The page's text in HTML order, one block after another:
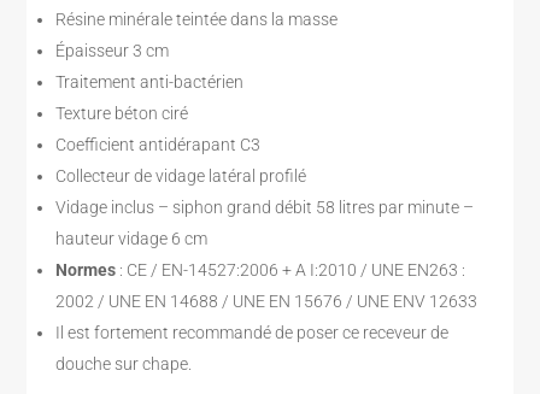
Résine minérale teintée dans la masse
Épaisseur 3 cm
Traitement anti-bactérien
Texture béton ciré
Coefficient antidérapant C3
Collecteur de vidage latéral profilé
Vidage inclus – siphon grand débit 58 litres par minute –
hauteur vidage 6 cm
Normes : CE / EN-14527:2006 + A I:2010 / UNE EN263 :
2002 / UNE EN 14688 / UNE EN 15676 / UNE ENV 12633
Il est fortement recommandé de poser ce receveur de
douche sur chape.